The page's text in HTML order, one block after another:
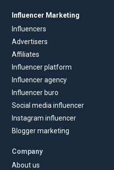
Influencer Marketing
Influencers
Advertisers
Affiliates
Influencer platform
Influencer agency
Influencer buro
Social media influencer
Instagram influencer
Blogger marketing
Company
About us